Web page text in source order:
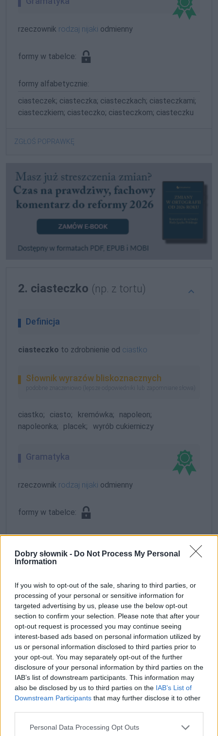
Dobry słownik - Do Not Process My Personal
Information
If you wish to opt-out of the sale, sharing to third parties, or
processing of your personal or sensitive information for
targeted advertising by us, please use the below opt-out
section to confirm your selection. Please note that after your
opt-out request is processed you may continue seeing
interest-based ads based on personal information utilized by
us or personal information disclosed to third parties prior to
your opt-out. You may separately opt-out of the further
disclosure of your personal information by third parties on the
IAB’s list of downstream participants. This information may
also be disclosed by us to third parties on the IAB’s List of
Downstream Participants that may further disclose it to other
Please note that this website/app uses one or more Google
Personal Data Processing Opt Outs
rzeczownik rodzaj nijaki odmienny
formy w tabelce:
formy alfabetycznie:
ciasteczek; ciasteczka; ciasteczkach; ciasteczkami;
ciasteczkiem; ciasteczko; ciasteczkom; ciasteczku
ZGŁOŚ POPRAWKĘ
2. ciasteczko (np. z tortu)
Definicja
ciasteczko to zdrobnienie od ciastko
Słownik wyrazów bliskoznacznych
podobne znaczeniowo (lepsze odpowiedniki lub zapomniane słowa)
ciastko; ciasto; kremówka;
napoleon;
napoleonka;
placek; wyrób cukierniczy
Gramatyka
rzeczownik rodzaj nijaki odmienny
formy w tabelce:
ciasteczek; ciasteczka; ciasteczkach; ciasteczkami;
ZGŁOŚ POPRAWKĘ
3. ciasteczko(np. w paczce)
Słownik wyrazów bliskoznacznych
podobne znaczeniowo (lepsze odpowiedniki lub zapomniane słowa)